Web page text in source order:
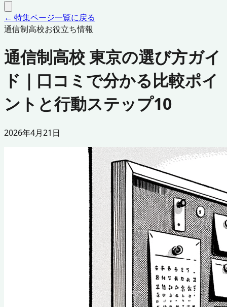
← 特集ページ一覧に戻る
通信制高校お役立ち情報
通信制高校 東京の選び方ガイ
ド｜口コミで分かる比較ポイ
ントと行動ステップ10
2026年4月21日